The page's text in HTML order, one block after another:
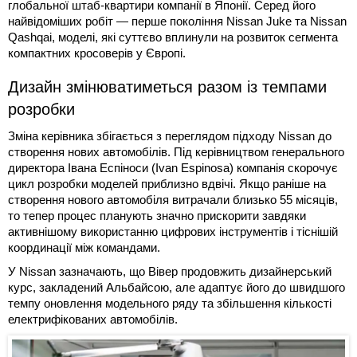
глобальної штаб-квартири компанії в Японії. Серед його
найвідоміших робіт — перше покоління Nissan Juke та Nissan
Qashqai, моделі, які суттєво вплинули на розвиток сегмента
компактних кросоверів у Європі.
Дизайн змінюватиметься разом із темпами
розробки
Зміна керівника збігається з переглядом підходу Nissan до
створення нових автомобілів. Під керівництвом генерального
директора Івана Еспіноси (Ivan Espinosa) компанія скорочує
цикл розробки моделей приблизно вдвічі. Якщо раніше на
створення нового автомобіля витрачали близько 55 місяців,
то тепер процес планують значно прискорити завдяки
активнішому використанню цифрових інструментів і тіснішій
координації між командами.
У Nissan зазначають, що Вівер продовжить дизайнерський
курс, закладений Альбайсою, але адаптує його до швидшого
темпу оновлення модельного ряду та збільшення кількості
електрифікованих автомобілів.